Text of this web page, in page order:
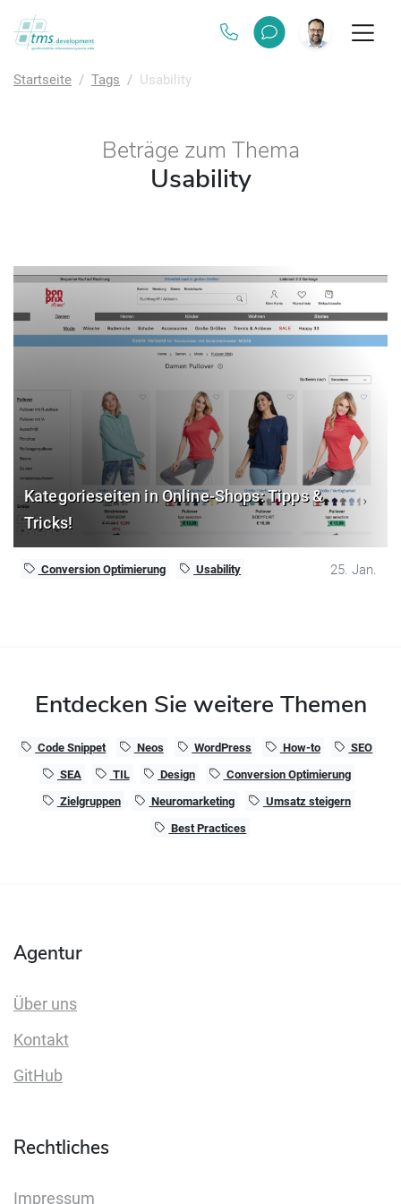
Startseite Tags Usability
Beträge zum Thema
Usability
Kategorieseiten in Online-Shops: Tipps &
Tricks!
Conversion Optimierung Usability 25. Jan.
Entdecken Sie weitere Themen
Code Snippet Neos WordPress How-to
SEO
SEA
TIL Design
Conversion Optimierung
Zielgruppen
Neuromarketing
Umsatz steigern
Best Practices
Agentur
Über uns
Kontakt
GitHub
Rechtliches
Impressum